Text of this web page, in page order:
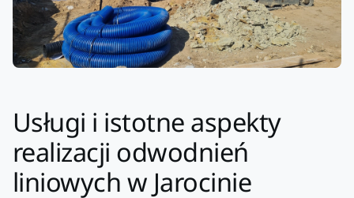
Usługi i istotne aspekty
realizacji odwodnień
liniowych w Jarocinie